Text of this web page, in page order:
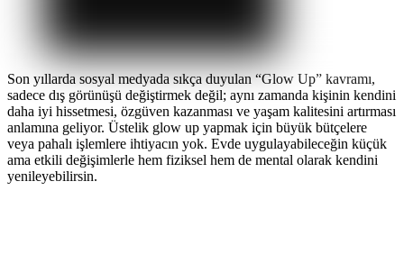
Son yıllarda sosyal medyada sıkça duyulan “Glow Up” kavramı,
sadece dış görünüşü değiştirmek değil; aynı zamanda kişinin kendini
daha iyi hissetmesi, özgüven kazanması ve yaşam kalitesini artırması
anlamına geliyor. Üstelik glow up yapmak için büyük bütçelere
veya pahalı işlemlere ihtiyacın yok. Evde uygulayabileceğin küçük
ama etkili değişimlerle hem fiziksel hem de mental olarak kendini
yenileyebilirsin.